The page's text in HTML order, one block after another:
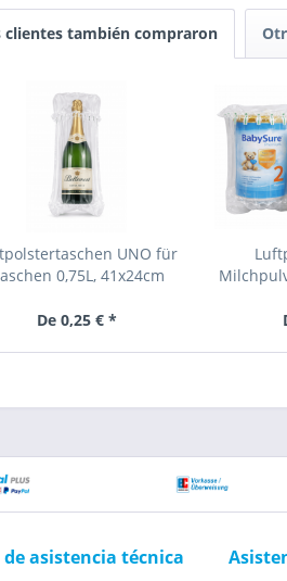
clientes también compraron
UNO für
0,75L, 41x24cm
De 0,25 € *
asistencia técnica